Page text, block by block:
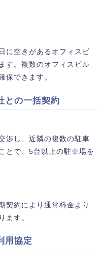
に空きがあるオフィスビ
す。複数のオフィスビル
保できます。
との一括契約
渉し、近隣の複数の駐車
とで、5台以上の駐車場を
契約により通常料金より
ます。
用協定